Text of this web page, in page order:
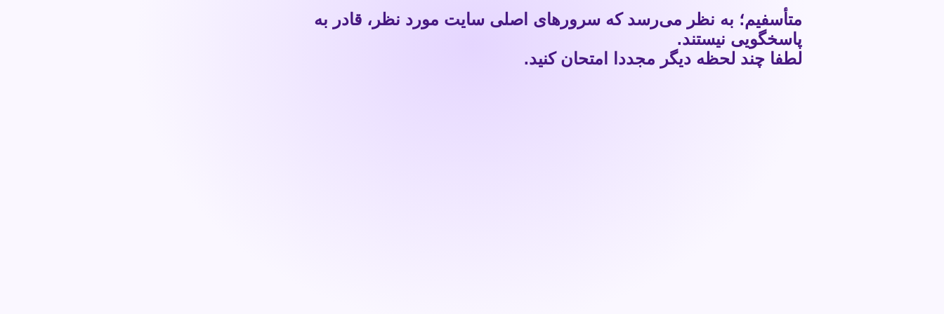
متأسفیم؛ به نظر می‌رسد که سرورهای اصلی سایت مورد نظر، قادر به
پاسخگویی نیستند.
لطفا چند لحظه دیگر مجددا امتحان کنید.